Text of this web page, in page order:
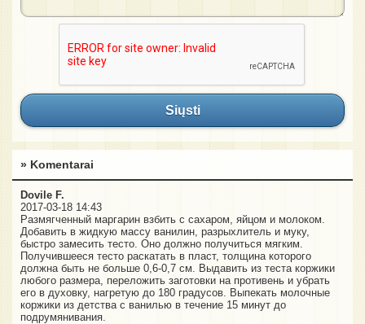
Siųsti
» Komentarai
Dovile F.
2017-03-18 14:43
Размягченный маргарин взбить с сахаром, яйцом и молоком.
Добавить в жидкую массу ванилин, разрыхлитель и муку,
быстро замесить тесто. Оно должно получиться мягким.
Получившееся тесто раскатать в пласт, толщина которого
должна быть не больше 0,6-0,7 см. Выдавить из теста коржики
любого размера, переложить заготовки на противень и убрать
его в духовку, нагретую до 180 градусов. Выпекать молочные
коржики из детства с ванилью в течение 15 минут до
подрумянивания.